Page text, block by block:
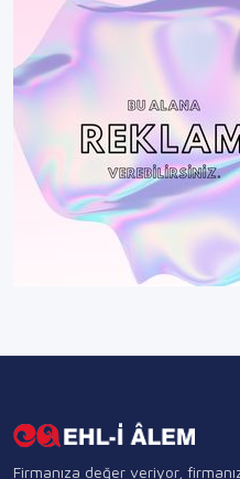
Firmanıza değer veriyor,